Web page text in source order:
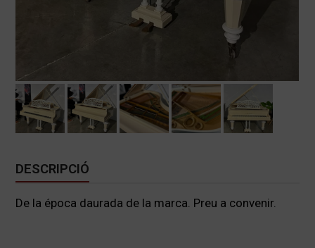
DESCRIPCIÓ
De la época daurada de la marca. Preu a convenir.